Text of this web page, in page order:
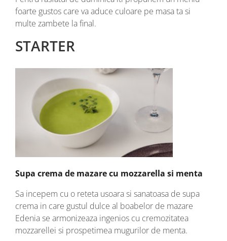
foarte gustos care va aduce culoare pe masa ta si
multe zambete la final.
STARTER
Supa crema de mazare cu mozzarella si menta
Sa incepem cu o reteta usoara si sanatoasa de supa
crema in care gustul dulce al boabelor de mazare
Edenia se armonizeaza ingenios cu cremozitatea
mozzarellei si prospetimea mugurilor de menta.